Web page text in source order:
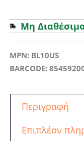
Μη
MPN: BL10US
BARCODE:
Περιγραφή
Επιπλέον